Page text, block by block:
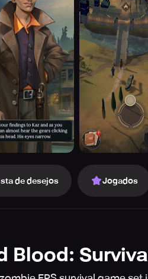
de desejos Jogados
Blood: